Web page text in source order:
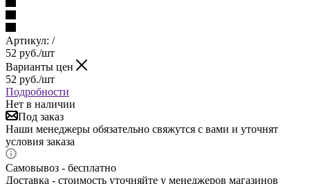
Артикул: /
52 руб./шт
Варианты цен
52 руб./шт
Подробности
Нет в наличии
Под заказ
Наши менеджеры обязательно свяжутся с вами и уточнят
условия заказа
Самовывоз - бесплатно
Доставка - стоимость уточняйте у менеджеров магазинов